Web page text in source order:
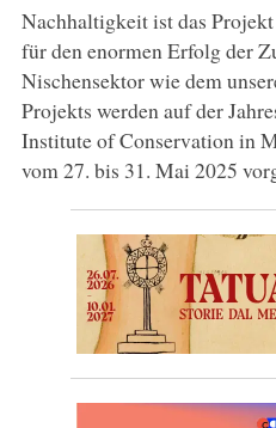
Nachhaltigkeit ist das
für den enormen Erfolg der
Nischensektor wie dem
Projekts werden auf der
Institute of Conservation in
vom 27. bis 31. Mai 2025